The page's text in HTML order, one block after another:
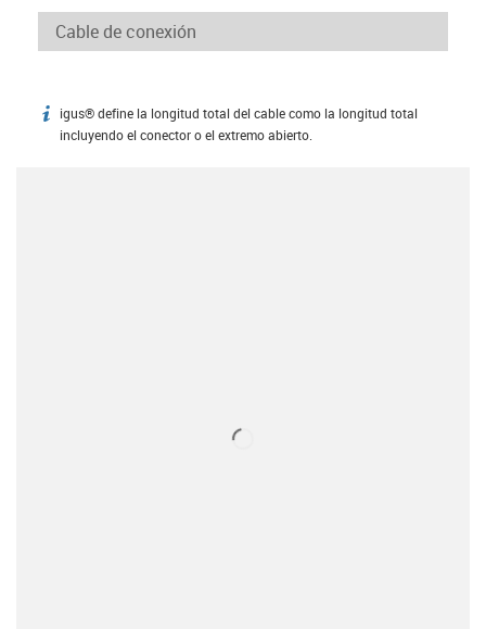
igus-icon-info
igus® define la longitud total del cable como la longitud total
incluyendo el conector o el extremo abierto.